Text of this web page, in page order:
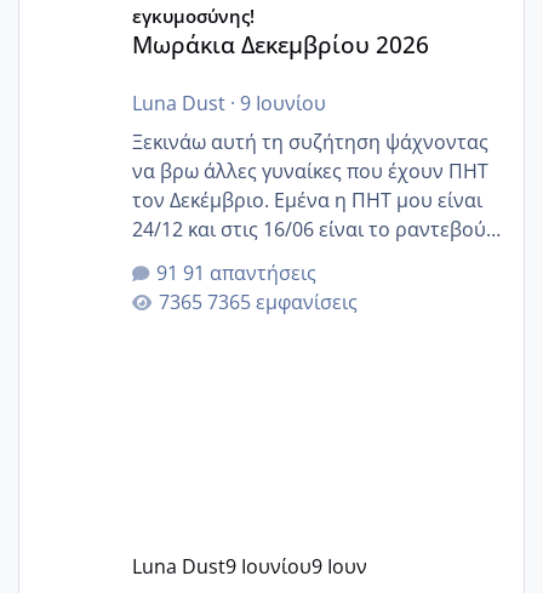
εγκυμοσύνης!
Μωράκια Δεκεμβρίου 2026
Luna Dust· 9 Ιουνίου
Ξεκινάω αυτή τη συζήτηση ψάχνοντας
να βρω άλλες γυναίκες που έχουν ΠΗΤ
τον Δεκέμβριο. Εμένα η ΠΗΤ μου είναι
24/12 και στις 16/06 είναι το ραντεβού
της αυχενικής διαφάνειας. Έχω αρκετό
άγχος και οι μέρες δεν φαίνεται να
περνάνε με τίποτα.
91 απαντήσεις
7365 εμφανίσεις
Luna Dust9 Ιουνίου9 Ιουν